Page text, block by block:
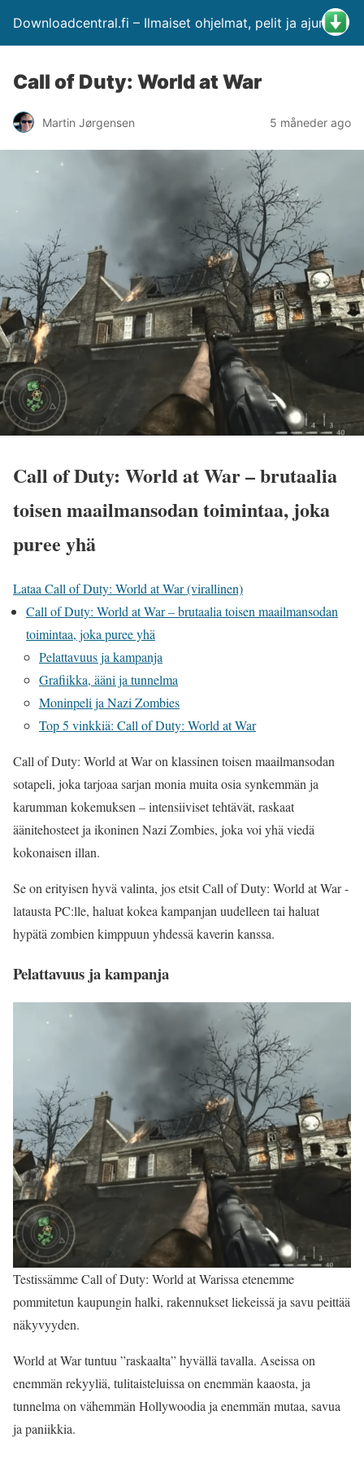
Downloadcentral.fi – Ilmaiset ohjelmat, pelit ja ajurit
Call of Duty: World at War
Martin Jørgensen 5 måneder ago
Call of Duty: World at War – brutaalia
toisen maailmansodan toimintaa, joka
puree yhä
Lataa Call of Duty: World at War (virallinen)
Call of Duty: World at War – brutaalia toisen maailmansodan
toimintaa, joka puree yhä
Pelattavuus ja kampanja
Grafiikka, ääni ja tunnelma
Moninpeli ja Nazi Zombies
Top 5 vinkkiä: Call of Duty: World at War
Call of Duty: World at War on klassinen toisen maailmansodan
sotapeli, joka tarjoaa sarjan monia muita osia synkemmän ja
karumman kokemuksen – intensiiviset tehtävät, raskaat
äänitehosteet ja ikoninen Nazi Zombies, joka voi yhä viedä
kokonaisen illan.
Se on erityisen hyvä valinta, jos etsit Call of Duty: World at War -
latausta PC:lle, haluat kokea kampanjan uudelleen tai haluat
hypätä zombien kimppuun yhdessä kaverin kanssa.
Pelattavuus ja kampanja
Testissämme Call of Duty: World at Warissa etenemme
pommitetun kaupungin halki, rakennukset liekeissä ja savu peittää
näkyvyyden.
World at War tuntuu ”raskaalta” hyvällä tavalla. Aseissa on
enemmän rekyyliä, tulitaisteluissa on enemmän kaaosta, ja
tunnelma on vähemmän Hollywoodia ja enemmän mutaa, savua
ja paniikkia.